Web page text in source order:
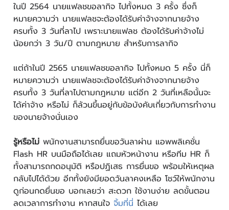
ในปี 2564 นายแฟลชขอลากิจ ไปทั้งหมด 3 ครั้ง ซึ่งก็
หมายความว่า นายแฟลชจะต้องได้รับค่าจ้างจากนายจ้าง
ครบทั้ง 3 วันที่ลาไป เพราะนายแฟลช ต้องได้รับค่าจ้างไม่
น้อยกว่า 3 วัน/ปี ตามกฎหมาย สำหรับการลากิจ
แต่ถ้าในปี 2565 นายแฟลชขอลากิจ ไปทั้งหมด 5 ครั้ง นี่ก็
หมายความว่า นายแฟลชจะต้องได้รับค่าจ้างจากนายจ้าง
ครบทั้ง 3 วันที่ลาไปตามกฎหมาย แต่อีก 2 วันที่เหลือนั้นจะ
ได้ค่าจ้าง หรือไม่ ก็ล้วนขึ้นอยู่กับข้อบังคับเกี่ยวกับการทำงาน
ของนายจ้างนั่นเอง
รู้หรือไม่ พนักงานสามารถยื่นขอวันลาผ่าน แอพพลิเคชั่น
Flash HR บนมือถือได้เลย แถมหัวหน้างาน หรือทีม HR ก็
ทั้งสามารถกดอนุมัติ หรือปฏิเสธ การยื่นขอ พร้อมให้เหตุผล
กลับไปได้ด้วย อีกทั้งยังมียอดวันลาคงเหลือ โชว์ให้พนักงาน
ดูก่อนกดยื่นขอ บอกเลยว่า สะดวก ใช้งานง่าย ลดขั้นตอน
ลดเวลาการทำงาน หากสนใจ จิ้มที่นี่ ได้เลย